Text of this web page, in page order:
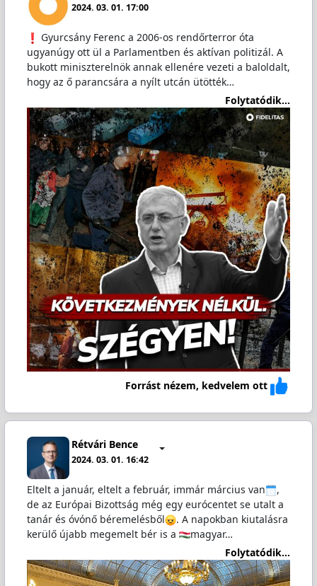
2024. 03. 01. 17:00
️ Gyurcsány Ferenc a 2006-os rendőrterror óta
ugyanúgy ott ül a Parlamentben és aktívan politizál. A
bukott miniszterelnök annak ellenére vezeti a baloldalt,
hogy az ő parancsára a nyílt utcán ütötték…
Folytatódik...
Forrást nézem, kedvelem ott
Rétvári Bence
2024. 03. 01. 16:42
Eltelt a január, eltelt a február, immár március van
️,
de az Európai Bizottság még egy eurócentet se utalt a
tanár és óvónő béremelésből
. A napokban kiutalásra
kerülő újabb megemelt bér is a
magyar…
Folytatódik...